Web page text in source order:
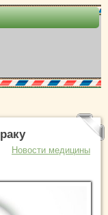
Новости медицины